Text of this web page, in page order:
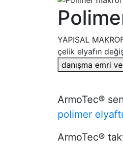
YAPISAL
çelik elyafın
danışma emri
ArmoTeс®
polimer
ArmoTeс®